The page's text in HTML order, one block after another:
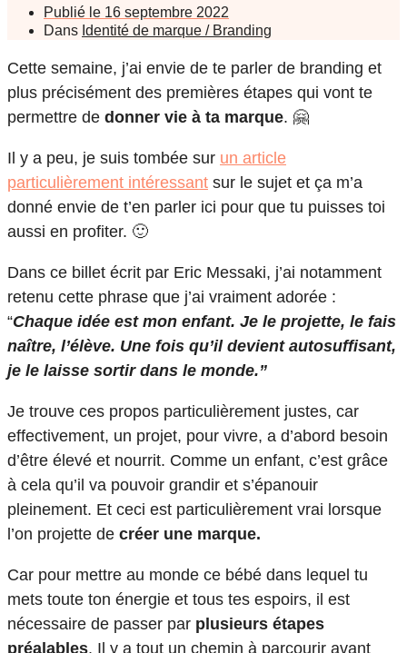
Publié le 16 septembre 2022
Dans Identité de marque / Branding
Cette semaine, j’ai envie de te parler de branding et
plus précisément des premières étapes qui vont te
permettre de donner vie à ta marque. 🤗
Il y a peu, je suis tombée sur un article
particulièrement intéressant sur le sujet et ça m’a
donné envie de t’en parler ici pour que tu puisses toi
aussi en profiter. 🙂
Dans ce billet écrit par Eric Messaki, j’ai notamment
retenu cette phrase que j’ai vraiment adorée :
“Chaque idée est mon enfant. Je le projette, le fais
naître, l’élève. Une fois qu’il devient autosuffisant,
je le laisse sortir dans le monde.”
Je trouve ces propos particulièrement justes, car
effectivement, un projet, pour vivre, a d’abord besoin
d’être élevé et nourrit. Comme un enfant, c’est grâce
à cela qu’il va pouvoir grandir et s’épanouir
pleinement. Et ceci est particulièrement vrai lorsque
l’on projette de créer une marque.
Car pour mettre au monde ce bébé dans lequel tu
mets toute ton énergie et tous tes espoirs, il est
nécessaire de passer par plusieurs étapes
préalables. Il y a tout un chemin à parcourir avant